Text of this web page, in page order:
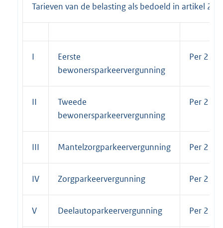
Tarieven van de belasting als bedoeld in artikel 2
I
Eerste
bewonersparkeervergunning
Per 2
II
Tweede
bewonersparkeervergunning
Per 2
III Mantelzorgparkeervergunning Per 2
IV Zorgparkeervergunning Per 2
V Deelautoparkeervergunning Per 2